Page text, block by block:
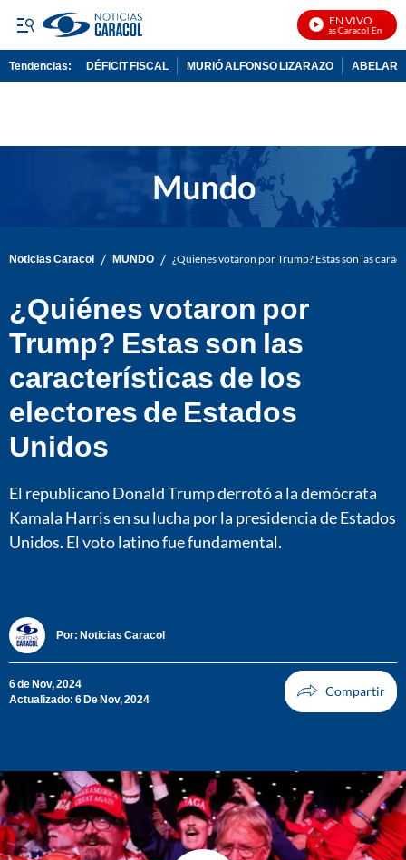
EN VIVO
Noticias Caracol En Vivo
Tendencias: DÉFICIT FISCAL MURIÓ ALFONSO LIZARAZO
Noticias Caracol / MUNDO / ¿Quiénes votaron por Trump? Estas son las
¿Quiénes votaron por
Trump? Estas son las
características de los
electores de Estados
Unidos
El republicano Donald Trump derrotó a la demócrata
Kamala Harris en su lucha por la presidencia de Estados
Unidos. El voto latino fue fundamental.
Por: Noticias Caracol
6 de Nov, 2024
Actualizado: 6 De Nov, 2024